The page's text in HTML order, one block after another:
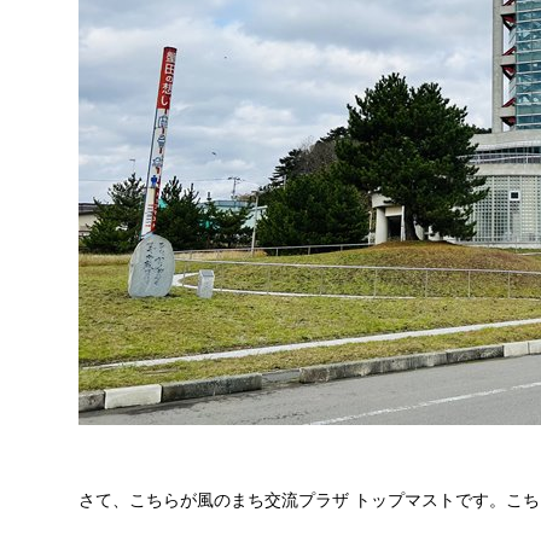
さて、こちらが風のまち交流プラザ トップマストです。こ